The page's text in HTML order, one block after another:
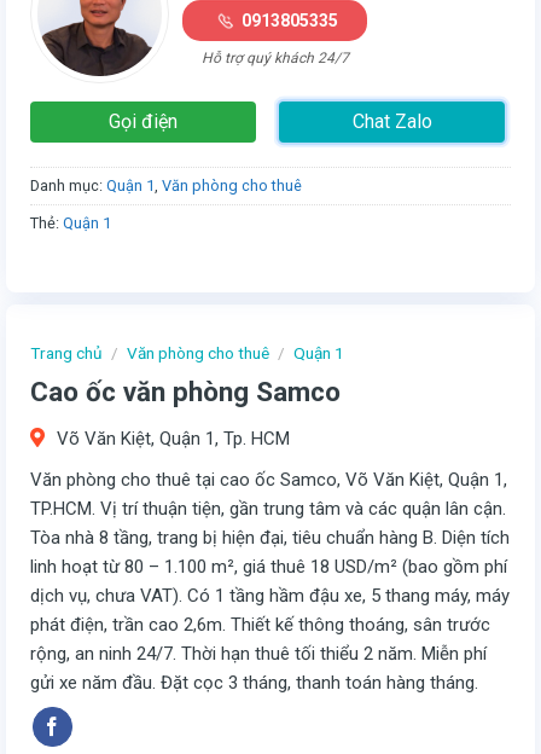
Trang chủ / Văn phòng cho thuê / Quận 1
Cao ốc văn phòng Samco
Võ Văn Kiệt, Quận 1, Tp. HCM
Văn phòng cho thuê tại cao ốc Samco, Võ Văn Kiệt, Quận 1,
TP.HCM. Vị trí thuận tiện, gần trung tâm và các quận lân cận.
Tòa nhà 8 tầng, trang bị hiện đại, tiêu chuẩn hàng B. Diện tích
linh hoạt từ 80 – 1.100 m², giá thuê 18 USD/m² (bao gồm phí
dịch vụ, chưa VAT). Có 1 tầng hầm đậu xe, 5 thang máy, máy
phát điện, trần cao 2,6m. Thiết kế thông thoáng, sân trước
rộng, an ninh 24/7. Thời hạn thuê tối thiểu 2 năm. Miễn phí
gửi xe năm đầu. Đặt cọc 3 tháng, thanh toán hàng tháng.
0913805335
Hỗ trợ quý khách 24/7
Gọi điện Chat Zalo
Danh mục: Quận 1 Văn phòng cho thuê
Thẻ: Quận 1